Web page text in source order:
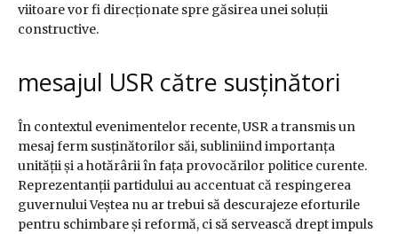
viitoare vor fi direcționate spre găsirea unei soluții
constructive.
mesajul USR către susținători
În contextul evenimentelor recente, USR a transmis un
mesaj ferm susținătorilor săi, subliniind importanța
unității și a hotărârii în fața provocărilor politice curente.
Reprezentanții partidului au accentuat că respingerea
guvernului Veștea nu ar trebui să descurajeze eforturile
pentru schimbare și reformă, ci să servească drept impuls